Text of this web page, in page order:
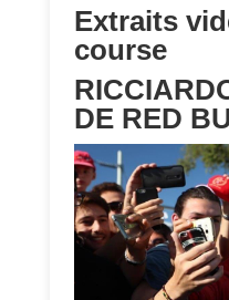
Extraits
course
DE RED